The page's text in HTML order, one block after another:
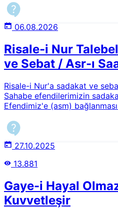
kafamda nasıl
kalu bela tam olarak nedir?
06.08.2026
Risale-i Nur
ve Sebat / Asr-ı
Risale-i Nur'a sadakat ve
Sahabe efendilerimizin
Efendimiz'e (asm)
örnekler verilebilir?
27.10.2025
13.881
Gaye-i Hayal
Kuvvetleşir